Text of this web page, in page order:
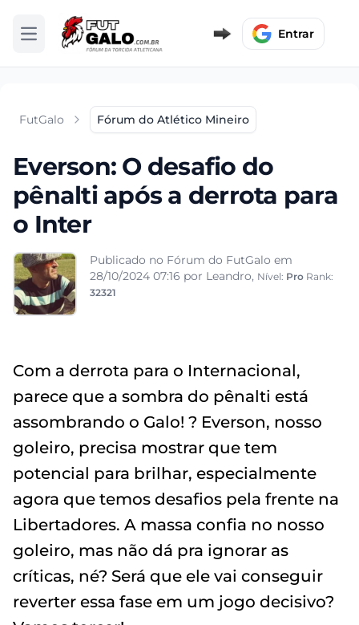
Abrir menu Entrar
FutGalo Fórum do Atlético Mineiro
Everson: O desafio do
pênalti após a derrota para
o Inter
Publicado no Fórum do FutGalo em
28/10/2024 07:16 por Leandro, Nível: Pro Rank:
32321
Com a derrota para o Internacional,
parece que a sombra do pênalti está
assombrando o Galo! ? Everson, nosso
goleiro, precisa mostrar que tem
potencial para brilhar, especialmente
agora que temos desafios pela frente na
Libertadores. A massa confia no nosso
goleiro, mas não dá pra ignorar as
críticas, né? Será que ele vai conseguir
reverter essa fase em um jogo decisivo?